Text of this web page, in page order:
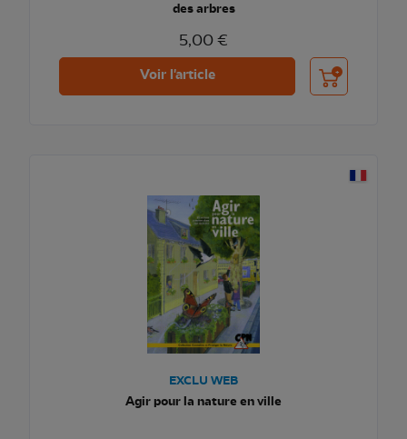
des arbres
5,00 €
Voir l'article Ajouter au
EXCLU WEB
Agir pour la nature en ville